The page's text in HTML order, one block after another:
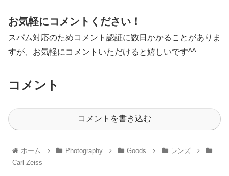
お気軽にコメントください！
スパム対応のためコメント認証に数日かかることがありま
すが、お気軽にコメントいただけると嬉しいです^^
コメント
コメントを書き込む
ホーム Photography Goods
レンズ
Carl Zeiss